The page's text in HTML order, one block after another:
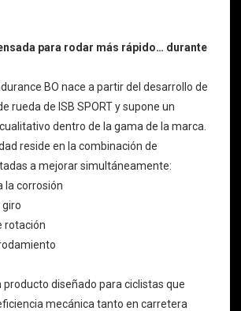
para rodar más rápido… durante
BO nace a partir del desarrollo de
rueda de ISB SPORT y supone un
dentro de la gama de la marca.
reside en la combinación de
a mejorar simultáneamente:
la corrosión
giro
rotación
producto diseñado para ciclistas que
mecánica tanto en carretera